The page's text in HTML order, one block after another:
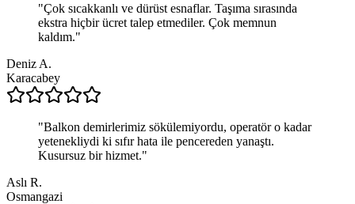
"Çok sıcakkanlı ve dürüst esnaflar. Taşıma sırasında
ekstra hiçbir ücret talep etmediler. Çok memnun
kaldım."
Deniz A.
Karacabey
"Balkon demirlerimiz sökülemiyordu, operatör o kadar
yetenekliydi ki sıfır hata ile pencereden yanaştı.
Kusursuz bir hizmet."
Aslı R.
Osmangazi